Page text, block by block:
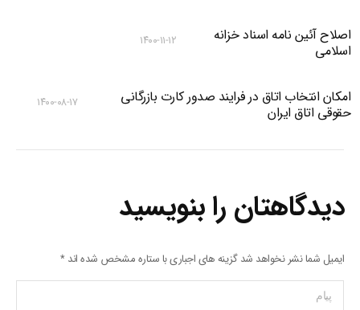
اصلاح آئین نامه اسناد خزانه
اسلامی
۱۴۰۰-۱۱-۱۲
امکان انتخاب اتاق در فرایند صدور کارت بازرگانی
حقوقی اتاق ایران
۱۴۰۰-۰۸-۱۷
دیدگاهتان را بنویسید
ایمیل شما نشر نخواهد شد گزینه های اجباری با ستاره مشخص شده اند*
پیام